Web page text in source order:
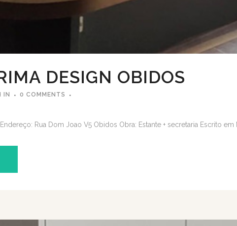
DESIGN OBIDOS
IN
0 COMMENTS
Rua Dom Joao V5 Obidos Obra: Estante + secretaria Escrito